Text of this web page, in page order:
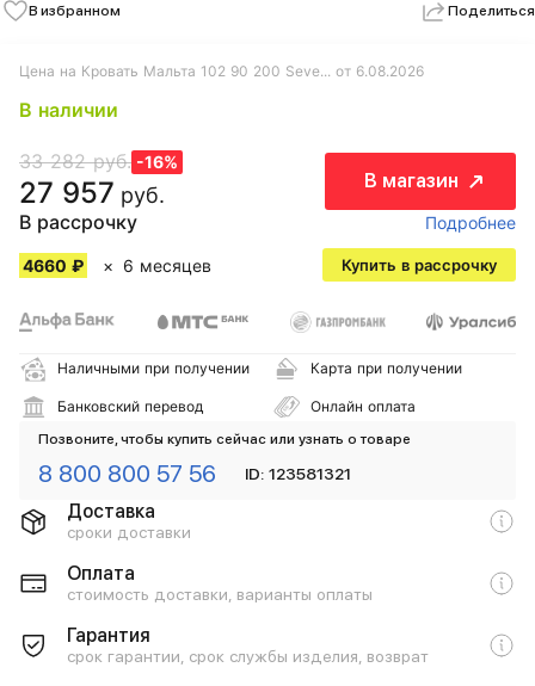
В избранном Поделиться
Цена на Кровать Мальта 102 90 200 Seve... от 6.08.2026
В наличии
33 282 руб. -16%
27 957 руб.
В магазин
В рассрочку Подробнее
4660 ₽ 6 месяцев Купить в рассрочку
Наличными при получении Карта при получении
Банковский перевод Онлайн оплата
Позвоните, чтобы купить сейчас или узнать о товаре
8 800 800 57 56 ID: 123581321
Доставка
сроки доставки
Оплата
стоимость доставки, варианты оплаты
Гарантия
срок гарантии, срок службы изделия, возврат